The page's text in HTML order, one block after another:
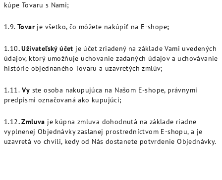
kúpe Tovaru s Nami;
1.9. Tovar je všetko, čo môžete nakúpiť na E-shope;
1.10. Užívateľský účet je účet zriadený na základe Vami uvedených
údajov, ktorý umožňuje uchovanie zadaných údajov a uchovávanie
histórie objednaného Tovaru a uzavretých zmlúv;
1.11. Vy ste osoba nakupujúca na Našom E-shope, právnymi
predpismi označovaná ako kupujúci;
1.12. Zmluva je kúpna zmluva dohodnutá na základe riadne
vyplnenej Objednávky zaslanej prostredníctvom E-shopu, a je
uzavretá vo chvíli, kedy od Nás dostanete potvrdenie Objednávky.